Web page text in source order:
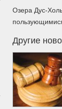
Озера Дус-
Другие